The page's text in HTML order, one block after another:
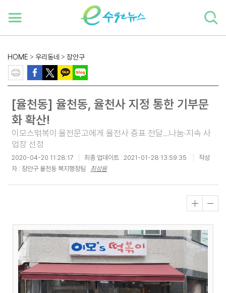
HOME > 우리동네 > 장안구
[율천동] 율천동, 율천사 지정 통한 기부문
화 확산!
이모스떢복이‧율전문고에게 율전사 증표 전달…나눔·지속 사
업장 선정
2020-04-20 11:28:17 최종 업데이트 : 2021-01-28 13:59:35
작성
자 : 장안구 율천동 복지행정팀 최성용